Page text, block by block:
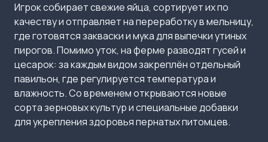
Игрок собирает свежие яйца, сортирует их по
качеству и отправляет на переработку в мельницу,
где готовятся закваски и мука для выпечки утиных
пирогов. Помимо уток, на ферме разводят гусей и
цесарок: за каждым видом закреплён отдельный
павильон, где регулируется температура и
влажность. Со временем открываются новые
сорта зерновых культур и специальные добавки
для укрепления здоровья пернатых питомцев.